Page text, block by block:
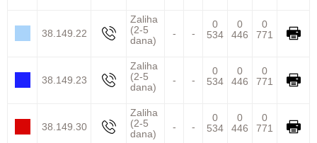
38.149.22
Zaliha
(2-5
dana)
- -
0
534
0
446
0
771
38.149.23
Zaliha
(2-5
dana)
- -
0
534
0
446
0
771
38.149.30
Zaliha
(2-5
dana)
- -
0
534
0
446
0
771